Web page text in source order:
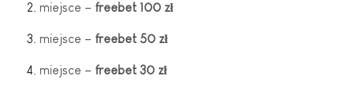
miejsce – freebet 100 zł
miejsce – freebet 50 zł
miejsce – freebet 30 zł